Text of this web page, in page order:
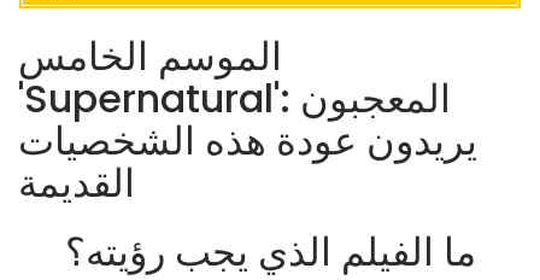
الموسم الخامس
'Supernatural': المعجبون
يريدون عودة هذه الشخصيات
القديمة
ما الفيلم الذي يجب رؤيته؟